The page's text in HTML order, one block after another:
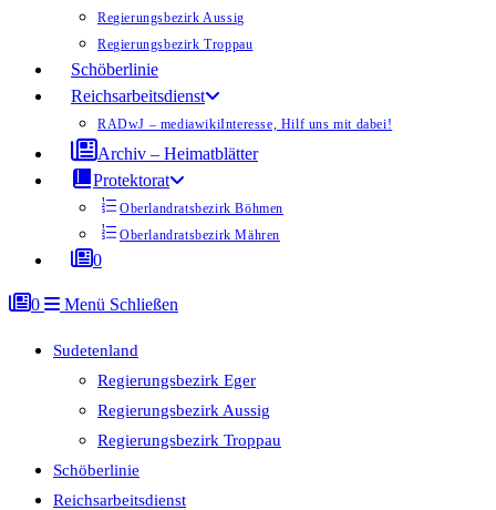
Regierungsbezirk Aussig
Regierungsbezirk Troppau
Schöberlinie
Reichsarbeitsdienst
RADwJ – mediawikiInteresse, Hilf uns mit dabei!
Archiv – Heimatblätter
Protektorat
Oberlandratsbezirk Böhmen
Oberlandratsbezirk Mähren
0
0 Menü Schließen
Sudetenland
Regierungsbezirk Eger
Regierungsbezirk Aussig
Regierungsbezirk Troppau
Schöberlinie
Reichsarbeitsdienst